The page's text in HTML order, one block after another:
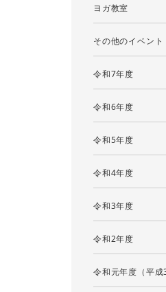
ヨガ教室
その他のイベント
令和7年度
令和6年度
令和5年度
令和4年度
令和3年度
令和2年度
令和元年度（平成